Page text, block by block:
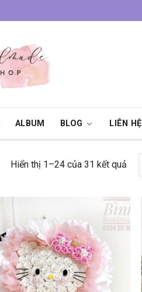
ALBUM BLOG LIÊN HỆ
Hiển thị 1–24 của 31 kết quả